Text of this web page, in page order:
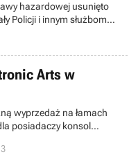
hazardowej usunięto
Policji i innym służbom
bez nakazu sądu.
Arts w
wyprzedaż na łamach
posiadaczy konsol
przyszłego roku
w obniżonych